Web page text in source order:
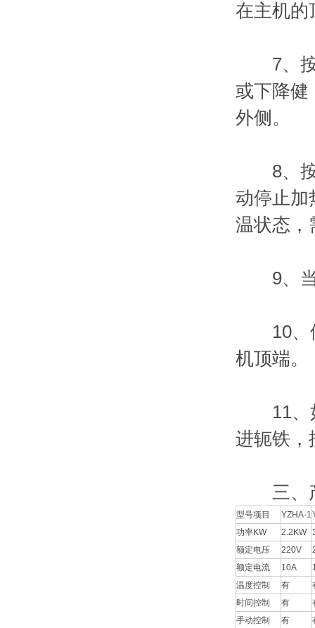
在主机的
7、按
或下降健
外侧。
8、按
动停止加
温状态，
9、当
10、停
机顶端。
11、如
进轭铁，
三、
型号项目 YZHA-1
功率KW
2.2KW
额定电压
220V
额定电流
10A
温度控制
有
时间控制
有
手动控制
有